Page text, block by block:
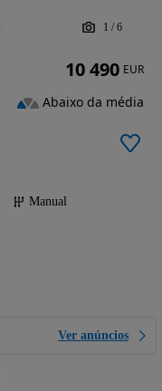
1 / 6
Manual
Ver anúncios
10 490 EUR
Abaixo da média